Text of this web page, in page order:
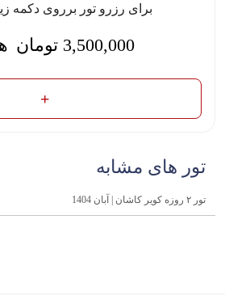
برای رزرو تور برروی دکمه
3,500,000 تومان
تور های مشابه
تور ۲ روزه کویر کاشان | آبان 1404